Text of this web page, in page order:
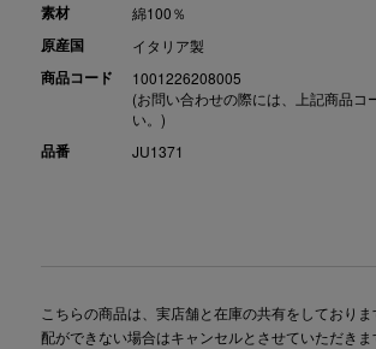
素材 綿100％
原産国 イタリア製
商品コード
1001226208005
(お問い合わせの際には、上記商品コ
い。)
品番 JU1371
こちらの商品は、実店舗と在庫の共有をしており
配ができない場合はキャンセルとさせていただき